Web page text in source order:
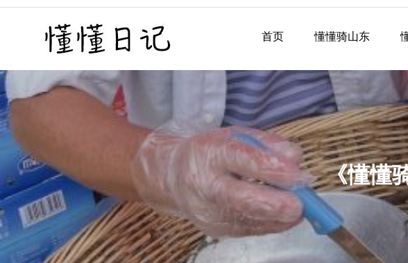
Skip
懂懂日记
懂懂日记网每天同步更新懂懂学习群内容
首页 懂懂骑山东
《懂懂